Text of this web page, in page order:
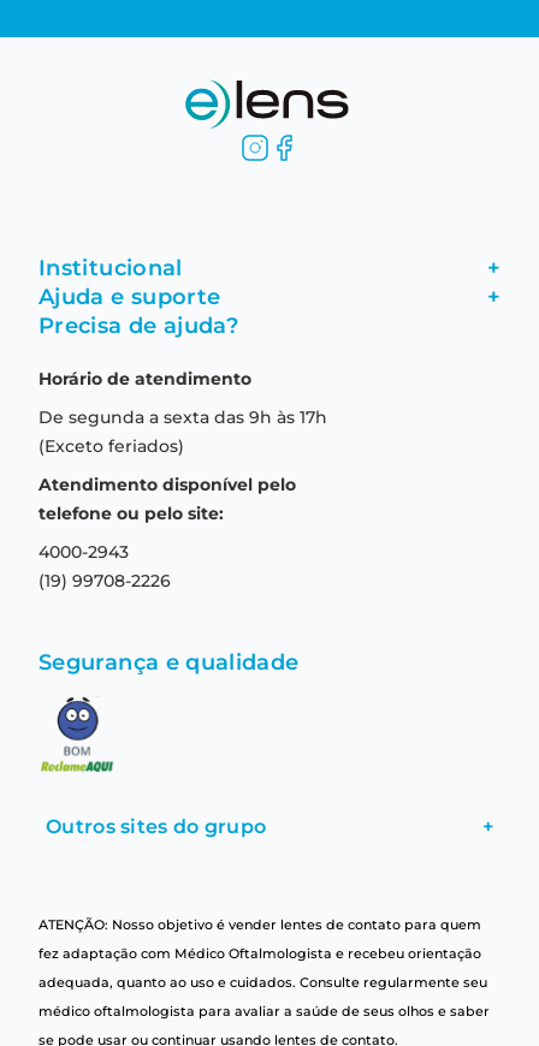
Institucional +
Fale conosco
Formas de pagamento
Aviso de privacidade
Termos e condições de uso
Ajuda e suporte +
Garantia
Troca e devolução
Central de relacionamento
Precisa de ajuda?
Horário de atendimento
De segunda a sexta das 9h às 17h
(Exceto feriados)
Atendimento disponível pelo
telefone ou pelo site:
4000-2943
(19) 99708-2226
Segurança e qualidade
Outros sites do grupo +
ATENÇÃO: Nosso objetivo é vender lentes de contato para quem
fez adaptação com Médico Oftalmologista e recebeu orientação
adequada, quanto ao uso e cuidados. Consulte regularmente seu
médico oftalmologista para avaliar a saúde de seus olhos e saber
se pode usar ou continuar usando lentes de contato.